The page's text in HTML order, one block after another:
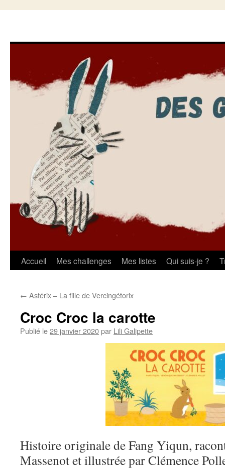
Aller
contenu
Accueil Mes challenges Mes listes Qui suis-je ?
← Astérix – La fille de Vercingétorix
Croc Croc la carotte
Publié le29 janvier 2020par Lili Galipette
Histoire originale de Fang Yiqun,
Massenot et illustrée par Clémence